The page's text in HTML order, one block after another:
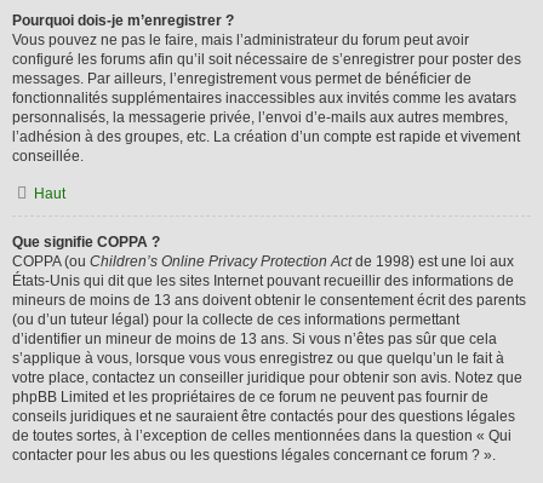
Pourquoi dois-je m’enregistrer ?
Vous pouvez ne pas le faire, mais l’administrateur du forum peut avoir
configuré les forums afin qu’il soit nécessaire de s’enregistrer pour poster des
messages. Par ailleurs, l’enregistrement vous permet de bénéficier de
fonctionnalités supplémentaires inaccessibles aux invités comme les avatars
personnalisés, la messagerie privée, l’envoi d’e-mails aux autres membres,
l’adhésion à des groupes, etc. La création d’un compte est rapide et vivement
conseillée.
Haut
Que signifie COPPA ?
COPPA (ou Children’s Online Privacy Protection Actde 1998) est une loi aux
États-Unis qui dit que les sites Internet pouvant recueillir des informations de
mineurs de moins de 13 ans doivent obtenir le consentement écrit des parents
(ou d’un tuteur légal) pour la collecte de ces informations permettant
d’identifier un mineur de moins de 13 ans. Si vous n’êtes pas sûr que cela
s’applique à vous, lorsque vous vous enregistrez ou que quelqu’un le fait à
votre place, contactez un conseiller juridique pour obtenir son avis. Notez que
phpBB Limited et les propriétaires de ce forum ne peuvent pas fournir de
conseils juridiques et ne sauraient être contactés pour des questions légales
de toutes sortes, à l’exception de celles mentionnées dans la question « Qui
contacter pour les abus ou les questions légales concernant ce forum ? ».